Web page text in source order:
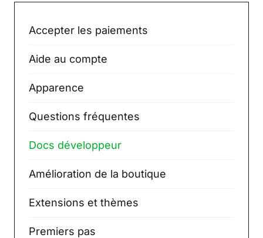
Accepter les paiements
Aide au compte
Apparence
Questions fréquentes
Docs développeur
Amélioration de la boutique
Extensions et thèmes
Premiers pas